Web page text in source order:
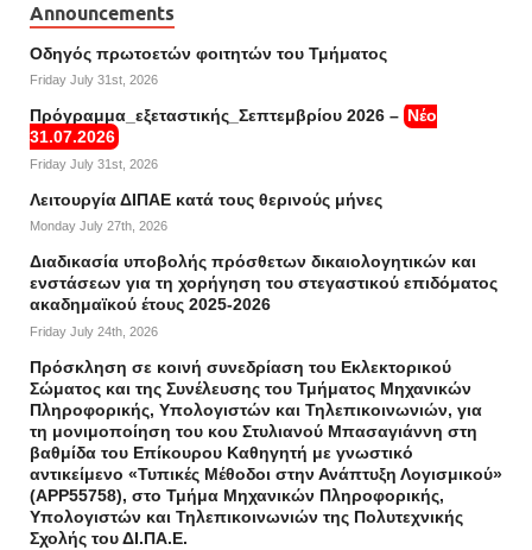
Announcements
Οδηγός πρωτοετών φοιτητών του Τμήματος
Friday July 31st, 2026
Πρόγραμμα_εξεταστικής_Σεπτεμβρίου 2026 – Νέο
31.07.2026
Friday July 31st, 2026
Λειτουργία ΔΙΠΑΕ κατά τους θερινούς μήνες
Monday July 27th, 2026
Διαδικασία υποβολής πρόσθετων δικαιολογητικών και
ενστάσεων για τη χορήγηση του στεγαστικού επιδόματος
ακαδημαϊκού έτους 2025-2026
Friday July 24th, 2026
Πρόσκληση σε κοινή συνεδρίαση του Εκλεκτορικού
Σώματος και της Συνέλευσης του Τμήματος Μηχανικών
Πληροφορικής, Υπολογιστών και Τηλεπικοινωνιών, για
τη μονιμοποίηση του κου Στυλιανού Μπασαγιάννη στη
βαθμίδα του Επίκουρου Καθηγητή με γνωστικό
αντικείμενο «Τυπικές Μέθοδοι στην Ανάπτυξη Λογισμικού»
(APP55758), στο Τμήμα Μηχανικών Πληροφορικής,
Υπολογιστών και Τηλεπικοινωνιών της Πολυτεχνικής
Σχολής του ΔΙ.ΠΑ.Ε.